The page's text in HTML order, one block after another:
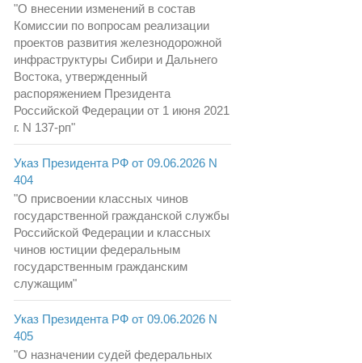
"О внесении изменений в состав
Комиссии по вопросам реализации
проектов развития железнодорожной
инфраструктуры Сибири и Дальнего
Востока, утвержденный
распоряжением Президента
Российской Федерации от 1 июня 2021
г. N 137-рп"
Указ Президента РФ от 09.06.2026 N
404
"О присвоении классных чинов
государственной гражданской службы
Российской Федерации и классных
чинов юстиции федеральным
государственным гражданским
служащим"
Указ Президента РФ от 09.06.2026 N
405
"О назначении судей федеральных